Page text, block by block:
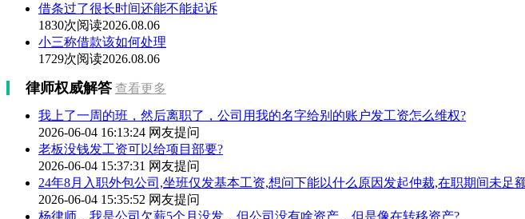
借条过了很长时间还能不能起诉
1830次阅读2026.08.06
小三称借款该如何处理
1729次阅读2026.08.06
律师权威解答 查看更多
我上了一周的班，然后离职了，公司用我的名字给别的账户发工资怎么维权?
2026-06-04 16:13:24 网友提问
老板没钱发工资可以给项目部要?
2026-06-04 15:37:31 网友提问
24年8月入职外包公司,坐班仅发基本工资,想问下能以什么原因发起仲裁,在职期间未足
2026-06-04 15:35:52 网友提问